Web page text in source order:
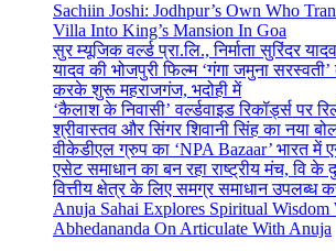
Sachiin Joshi: Jodhpur’s Own Who
Villa Into King’s Mansion In Goa
सुर म्यूजिक वर्ल्ड प्रा.लि., निर्माता सुरिंदर
यादव की भोजपुरी फिल्म ‘गंगा जमुना
करके शुरू महराजगंज, भदोही में
‘कैलाश के निवासी’ वर्ल्डवाइड रिकॉर्ड्स पर
श्रीवास्तव और सिंगर शिवानी सिंह का नया
वीकेडीएल ग्रुप का ‘NPA Bazaar’ भारत में
एसेट समाधान का बन रहा राष्ट्रीय मंच, वि
वित्तीय क्षेत्र के लिए समग्र समाधान उपलब्ध
Anuja Sahai Explores Spiritual Wisdom
Abhedananda On Articulate With Anuja